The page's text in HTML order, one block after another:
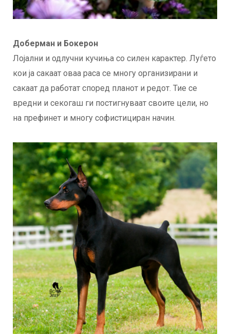
Доберман и Бокерон
Лојални и одлучни кучиња со силен карактер. Луѓето
кои ја сакаат оваа раса се многу организирани и
сакаат да работат според планот и редот. Тие се
вредни и секогаш ги постигнуваат своите цели, но
на префинет и многу софистициран начин.